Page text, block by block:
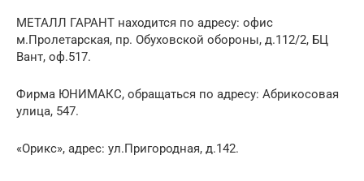
МЕТАЛЛ ГАРАНТ находится по адресу: офис
м.Пролетарская, пр. Обуховской обороны, д.112/2, БЦ
Вант, оф.517.
Фирма ЮНИМАКС, обращаться по адресу: Абрикосовая
улица, 547.
«Орикс», адрес: ул.Пригородная, д.142.